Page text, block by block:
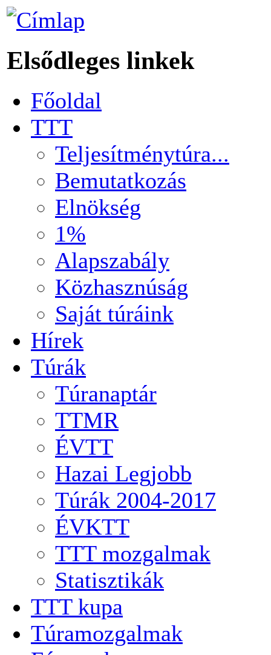
Elsődleges linkek
Főoldal
TTT
Teljesítménytúra...
Bemutatkozás
Elnökség
1%
Alapszabály
Közhasznúság
Saját túráink
Hírek
Túrák
Túranaptár
TTMR
ÉVTT
Hazai Legjobb
Túrák 2004-2017
ÉVKTT
TTT mozgalmak
Statisztikák
TTT kupa
Túramozgalmak